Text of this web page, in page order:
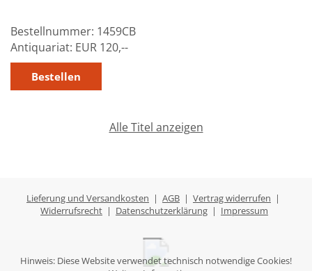
Hinweis: Diese Website verwendet technisch notwendige Cookies!
Bestellnummer: 1459CB
Antiquariat: EUR 120,--
Alle Titel anzeigen
Lieferung und Versandkosten | AGB | Vertrag widerrufen |
Widerrufsrecht | Datenschutzerklärung | Impressum